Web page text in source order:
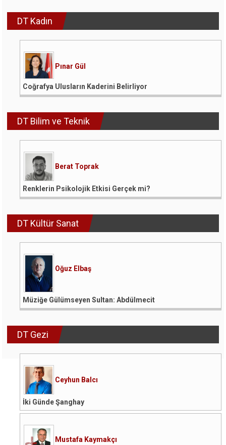
DT Kadın
Pınar Gül
Coğrafya Ulusların Kaderini Belirliyor
DT Bilim ve Teknik
Berat Toprak
Renklerin Psikolojik Etkisi Gerçek mi?
DT Kültür Sanat
Oğuz Elbaş
Müziğe Gülümseyen Sultan: Abdülmecit
DT Gezi
Ceyhun Balcı
İki Günde Şanghay
Mustafa Kaymakçı